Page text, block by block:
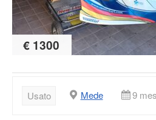
€ 1300
Usato Mede 9